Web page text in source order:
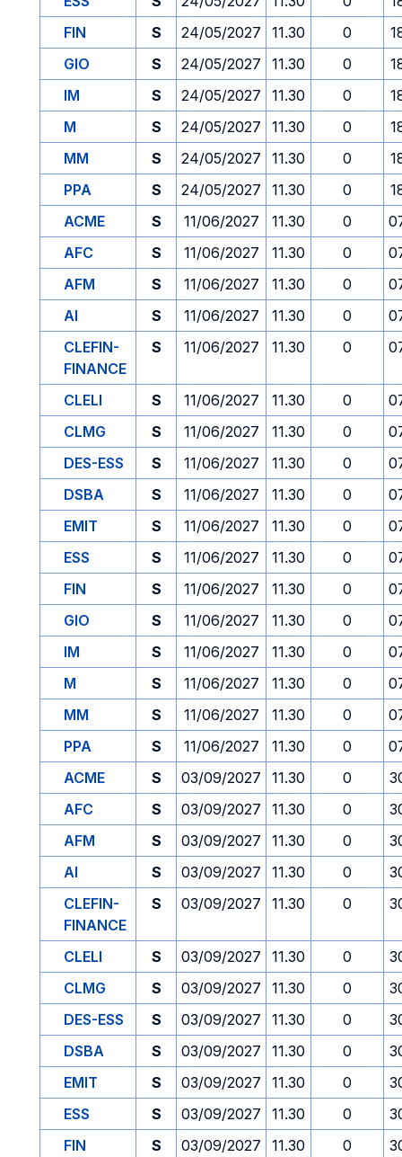
FIN
S 24/05/2027 11.30 0
GIO
S 24/05/2027 11.30 0
IM
S 24/05/2027 11.30 0
M
S 24/05/2027 11.30 0
MM
S 24/05/2027 11.30 0
PPA
S 24/05/2027 11.30 0
ACME
S 11/06/2027 11.30 0
AFC
S 11/06/2027 11.30 0
AFM
S 11/06/2027 11.30 0
AI
S 11/06/2027 11.30 0
CLEFIN-
FINANCE
S 11/06/2027 11.30 0
CLELI S 11/06/2027 11.30 0
CLMG
S 11/06/2027 11.30 0
DES-ESS
S 11/06/2027 11.30 0
DSBA
S 11/06/2027 11.30 0
EMIT
S 11/06/2027 11.30 0
ESS
S 11/06/2027 11.30 0
FIN
S 11/06/2027 11.30 0
GIO
S 11/06/2027 11.30 0
IM
S 11/06/2027 11.30 0
M
S 11/06/2027 11.30 0
MM
S 11/06/2027 11.30 0
PPA
S 11/06/2027 11.30 0
ACME
S 03/09/2027 11.30 0
AFC
S 03/09/2027 11.30 0
AFM
S 03/09/2027 11.30 0
AI
S 03/09/2027 11.30 0
CLEFIN-
FINANCE
S 03/09/2027 11.30 0
CLELI S 03/09/2027 11.30 0
CLMG
S 03/09/2027 11.30 0
DES-ESS
S 03/09/2027 11.30 0
DSBA
S 03/09/2027 11.30 0
EMIT
S 03/09/2027 11.30 0
ESS
S 03/09/2027 11.30 0
FIN
S 03/09/2027 11.30 0